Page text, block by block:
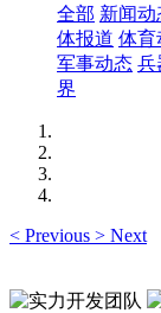
全部 新闻动
体报道 体育
军事动态 兵
界
< Previous > Next